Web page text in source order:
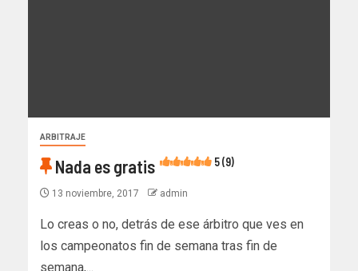
ARBITRAJE
Nada es gratis 5 (9)
13 noviembre, 2017 admin
Lo creas o no, detrás de ese árbitro que ves en
los campeonatos fin de semana tras fin de
semana,...